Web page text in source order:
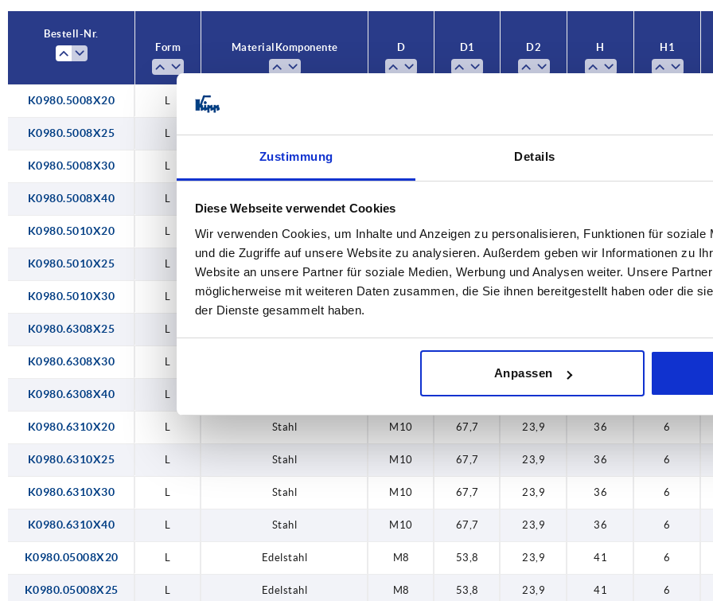
Zustimmung Details
Diese Webseite verwendet Cookies
Wir verwenden Cookies, um Inhalte und Anzeigen zu personalisieren, Funktionen für soziale
und die Zugriffe auf unsere Website zu analysieren. Außerdem geben wir Informationen zu
Website an unsere Partner für soziale Medien, Werbung und Analysen weiter. Unsere
möglicherweise mit weiteren Daten zusammen, die Sie ihnen bereitgestellt haben oder die
der Dienste gesammelt haben.
Anpassen
Bestell-Nr.
Form
Material Komponente D D1 D2 H H1
K0980.5008X20 L
K0980.5008X25 L Stahl M8 53,8 23,9 41 6
K0980.5008X30 L
K0980.5008X40 L
K0980.5010X20 L Stahl M10 53,8 23,9 41 6
K0980.5010X25 L
K0980.5010X30 L Stahl M10 53,8 23,9 41 6
K0980.6308X25 L
K0980.6308X30 L
K0980.6308X40 L 67,7 23,9 36 6
K0980.6310X20 L Stahl M10 67,7 23,9 36 6
K0980.6310X25 L Stahl M10 67,7 23,9 36 6
K0980.6310X30 L Stahl M10 67,7 23,9 36 6
K0980.6310X40 L Stahl M10 67,7 23,9 36 6
K0980.05008X20 L Edelstahl M8 53,8 23,9 41 6
K0980.05008X25 L Edelstahl M8 53,8 23,9 41 6